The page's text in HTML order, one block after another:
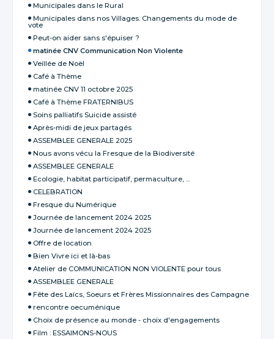
Municipales dans le Rural
Municipales dans nos Villages. Changements du mode de
vote
Peut-on aider sans s'épuiser ?
matinée CNV Communication Non Violente
Veillée de Noël
Café à Thème
matinée CNV 11 octobre 2025
Café à Thème FRATERNIBUS
Soins palliatifs Suicide assisté
Après-midi de jeux partagés
ASSEMBLEE GENERALE 2025
Nous avons vécu la Fresque de la Biodiversité
ASSEMBLEE GENERALE
Ecologie, habitat participatif, permaculture, ...
CELEBRATION
Fresque du Numérique
Journée de lancement 2024 2025
Journée de lancement 2024 2025
Offre de location
Bien Vivre ici et là-bas
Atelier de COMMUNICATION NON VIOLENTE pour tous
ASSEMBLEE GENERALE
Fête des Laïcs, Soeurs et Frères Missionnaires des Campagne
rencontre oecuménique
Choix de présence au monde - choix d'engagements
Film : ESSAIMONS-NOUS